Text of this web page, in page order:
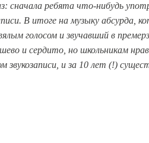
сначала ребята что-нибудь
В итоге на музыку абсурда,
голосом и звучавший в
и сердито, но школьникам
и за 10 лет (!)